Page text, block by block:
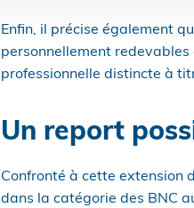
Enfin, il précise également
personnellement redevables
professionnelle distincte à
Un report
Confronté à cette extension
dans la catégorie des BNC